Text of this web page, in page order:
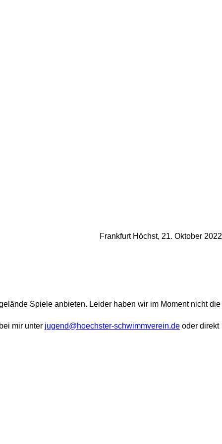
Frankfurt Höchst, 21. Oktober 2022
Spiele anbieten. Leider haben wir im Moment nicht die
mir unter jugend@hoechster-schwimmverein.de oder direkt